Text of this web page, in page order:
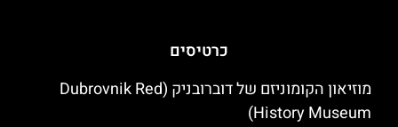
כרטיסים
מוזיאון הקומוניזם של דוברובניק (Dubrovnik Red
History Museum)